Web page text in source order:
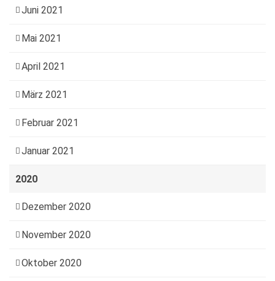
Juni 2021
Mai 2021
April 2021
März 2021
Februar 2021
Januar 2021
2020
Dezember 2020
November 2020
Oktober 2020